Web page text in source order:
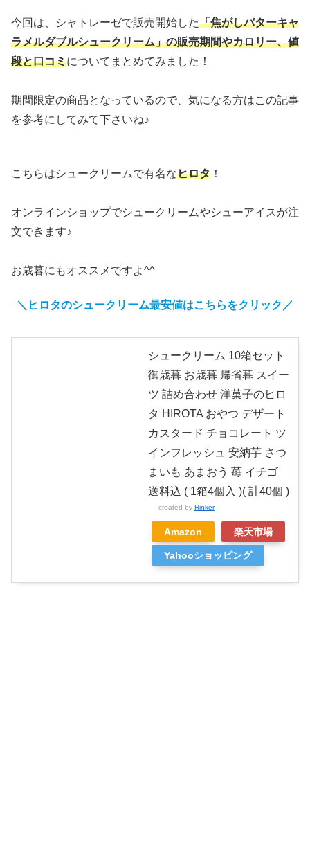
今回は、シャトレーゼで販売開始した「焦がしバターキャ
ラメルダブルシュークリーム」の販売期間やカロリー、値
段と口コミについてまとめてみました！
期間限定の商品となっているので、気になる方はこの記事
を参考にしてみて下さいね♪
こちらはシュークリームで有名なヒロタ ！
オンラインショップでシュークリームやシューアイスが注
文できます♪
お歳暮にもオススメですよ^^
＼ヒロタのシュークリーム最安値はこちらをクリック／
シュークリーム 10箱セット
御歳暮 お歳暮 帰省暮 スイー
ツ 詰め合わせ 洋菓子のヒロ
タ HIROTA おやつ デザート
カスタード チョコレート ツ
インフレッシュ 安納芋 さつ
まいも あまおう 苺 イチゴ
送料込 ( 1箱4個入 )( 計40個 )
created by Rinker
Amazon 楽天市場
Yahooショッピング